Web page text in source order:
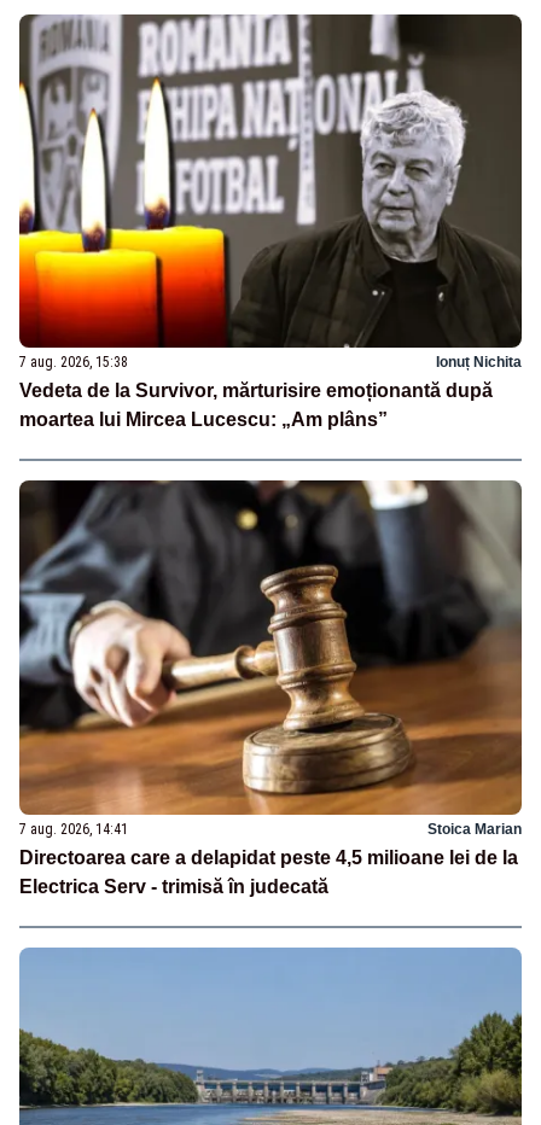
7 aug. 2026, 15:38 Ionuț Nichita
Vedeta de la Survivor, mărturisire emoționantă după
moartea lui Mircea Lucescu: „Am plâns”
7 aug. 2026, 14:41 Stoica Marian
Directoarea care a delapidat peste 4,5 milioane lei de la
Electrica Serv - trimisă în judecată